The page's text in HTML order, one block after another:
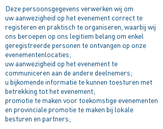
Deze persoonsgegevens verwerken wij om
uw aanwezigheid op het evenement correct te
registeren en praktisch te organiseren, waarbij wij
ons beroepen op ons legitiem belang om enkel
geregistreerde personen te ontvangen op onze
evenementenlocaties;
uw aanwezigheid op het evenement te
communiceren aan de andere deelnemers;
u bijkomende informatie te kunnen toesturen met
betrekking tot het evenement;
promotie te maken voor toekomstige evenementen
en provinciale promotie te maken bij lokale
besturen en partners;